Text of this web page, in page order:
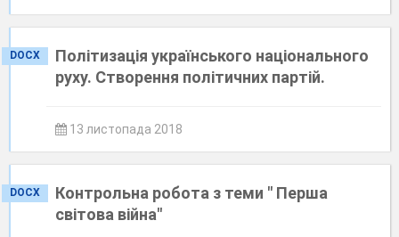
DOCX
Політизація українського національного
руху. Створення політичних партій.
13 листопада 2018
DOCX
Контрольна робота з теми " Перша
світова війна"